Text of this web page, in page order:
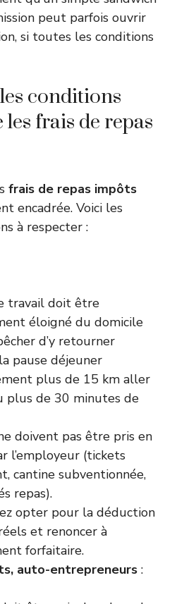
peut parfois ouvrir
si toutes les conditions
conditions
frais de repas
frais de repas impôts
encadrée. Voici les
à respecter :
travail doit être
éloigné du domicile
d’y retourner
pause déjeuner
plus de 15 km aller
plus de 30 minutes de
doivent pas être pris en
l’employeur (tickets
cantine subventionnée,
repas).
opter pour la déduction
et renoncer à
forfaitaire.
auto-entrepreneurs :